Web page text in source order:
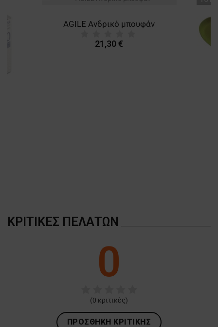
AGILE Ανδρικό μπουφάν
21,30 €
ΚΡΙΤΙΚΈΣ ΠΕΛΑΤΏΝ
0
(0 κριτικές)
ΠΡΟΣΘΉΚΗ ΚΡΙΤΙΚΉΣ